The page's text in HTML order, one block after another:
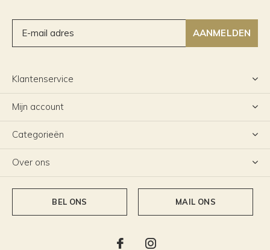
AANMELDEN
Klantenservice
Mijn account
Categorieën
Over ons
BEL ONS MAIL ONS